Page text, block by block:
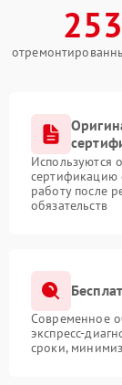
Используются
сертификацию
работу после
обязательств
Современное
экспресс-
сроки,